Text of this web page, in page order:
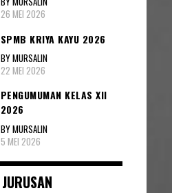
26 MEI 2026
SPMB KRIYA KAYU 2026
BY MURSALIN
22 MEI 2026
PENGUMUMAN KELAS XII
2026
BY MURSALIN
5 MEI 2026
JURUSAN